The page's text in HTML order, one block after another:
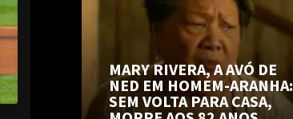
MARY RIVERA, A AVÓ DE
NED EM HOMEM-ARANHA:
SEM VOLTA PARA CASA,